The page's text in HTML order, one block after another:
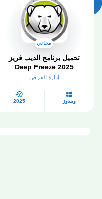
مجاني
تحميل برنامج الديب فريز
2025 Deep Freeze
للكمبيوتر كامل
إدارة القرص
ويندوز 2025